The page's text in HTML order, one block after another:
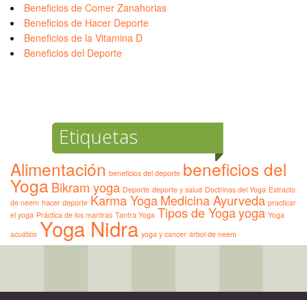
Beneficios de Comer Zanahorias
Beneficios de Hacer Deporte
Beneficios de la Vitamina D
Beneficios del Deporte
Etiquetas
Alimentación beneficios del deporte beneficios del
Yoga Bikram yoga Deporte deporte y salud Doctrinas del Yoga Extracto
de neem hacer deporte Karma YogaMedicina Ayurveda practicar
el yoga Práctica de los mantras Tantra Yoga Tipos de Yogayoga Yoga
acuático Yoga Nidra yoga y cancer árbol de neem